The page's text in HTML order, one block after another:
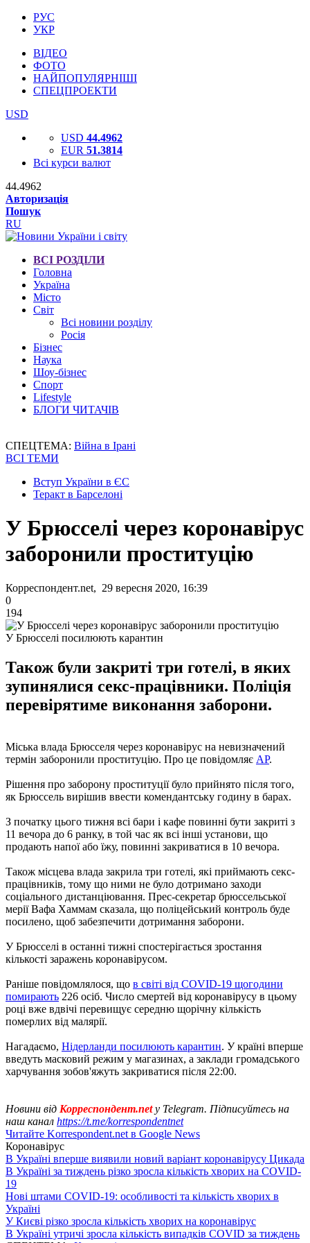
РУС
УКР
ВІДЕО
ФОТО
НАЙПОПУЛЯРНІШІ
СПЕЦПРОЕКТИ
USD
USD 44.4962
EUR 51.3814
Всі курси валют
44.4962
Авторизація
Пошук
RU
ВСІ РОЗДІЛИ
Головна
Україна
Місто
Світ
Всі новини розділу
Росія
Бізнес
Наука
Шоу-бізнес
Спорт
Lifestyle
БЛОГИ ЧИТАЧІВ
СПЕЦТЕМА: Війна в Ірані
ВСІ ТЕМИ
Вступ України в ЄС
Теракт в Барселоні
У Брюсселі через коронавірус
заборонили проституцію
Корреспондент.net, 29 вересня 2020, 16:39
0
194
У Брюсселі посилюють карантин
Також були закриті три готелі, в яких
зупинялися секс-працівники. Поліція
перевірятиме виконання заборони.
Міська влада Брюсселя через коронавірус на невизначений
термін заборонили проституцію. Про це повідомляє AP.
Рішення про заборону проституції було прийнято після того,
як Брюссель вирішив ввести комендантську годину в барах.
З початку цього тижня всі бари і кафе повинні бути закриті з
11 вечора до 6 ранку, в той час як всі інші установи, що
продають напої або їжу, повинні закриватися в 10 вечора.
Також місцева влада закрила три готелі, які приймають секс-
працівників, тому що ними не було дотримано заходи
соціального дистанціювання. Прес-секретар брюссельської
мерії Вафа Хаммам сказала, що поліцейський контроль буде
посилено, щоб забезпечити дотримання заборони.
У Брюсселі в останні тижні спостерігається зростання
кількості заражень коронавірусом.
Раніше повідомлялося, що в світі від COVID-19 щогодини
помирають 226 осіб. Число смертей від коронавірусу в цьому
році вже вдвічі перевищує середню щорічну кількість
померлих від малярії.
Нагадаємо, Нідерланди посилюють карантин. У країні вперше
введуть масковий режим у магазинах, а заклади громадського
харчування зобов'яжуть закриватися після 22:00.
Новини від Корреспондент.netу Telegram. Підписуйтесь на
наш канал https://t.me/korrespondentnet
Читайте Korrespondent.net в Google News
Коронавірус
В Україні вперше виявили новий варіант коронавірусу Цикада
В Україні за тиждень різко зросла кількість хворих на COVID-
19
Нові штами COVID-19: особливості та кількість хворих в
Україні
У Києві різко зросла кількість хворих на коронавірус
В Україні утричі зросла кількість випадків COVID за тиждень